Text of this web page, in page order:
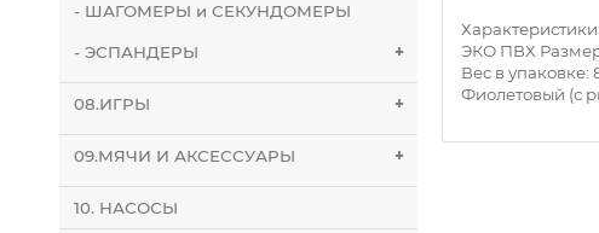
- ШАГОМЕРЫ и СЕКУНДОМЕРЫ
- ЭСПАНДЕРЫ +
08.ИГРЫ +
09.МЯЧИ И АКСЕССУАРЫ +
10. НАСОСЫ
ЭКО ПВХ Размер: 173х61х0.5 см
Розовый (с рисунком) Произве..
ЭКО ПВХ
Вес в упаковке:
Фиолетовый (с